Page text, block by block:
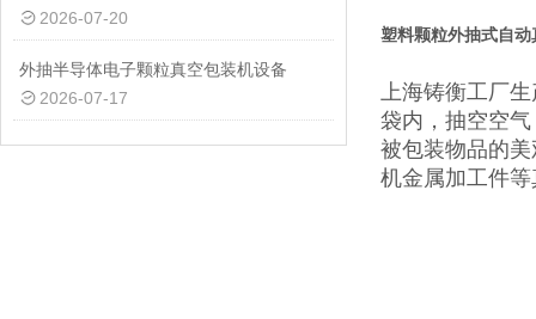
2026-07-20
外抽半导体电子颗粒真空包装机设备
2026-07-17
塑料颗粒外抽式自
上海铸衡工厂
袋内，抽空空
被包装物品的
机金属加工件